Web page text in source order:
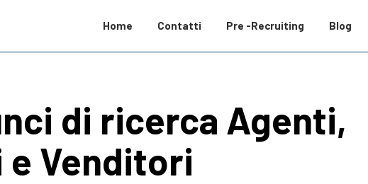
Home Contatti Pre -Recruiting Blog
di ricerca Agenti,
Venditori